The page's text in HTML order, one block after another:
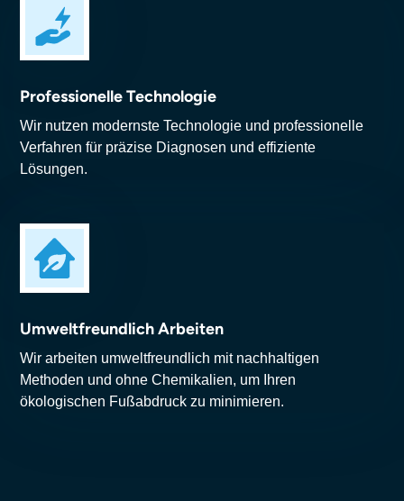
Professionelle Technologie
Wir nutzen modernste Technologie und professionelle
Verfahren für präzise Diagnosen und effiziente
Lösungen.
Umweltfreundlich Arbeiten
Wir arbeiten umweltfreundlich mit nachhaltigen
Methoden und ohne Chemikalien, um Ihren
ökologischen Fußabdruck zu minimieren.